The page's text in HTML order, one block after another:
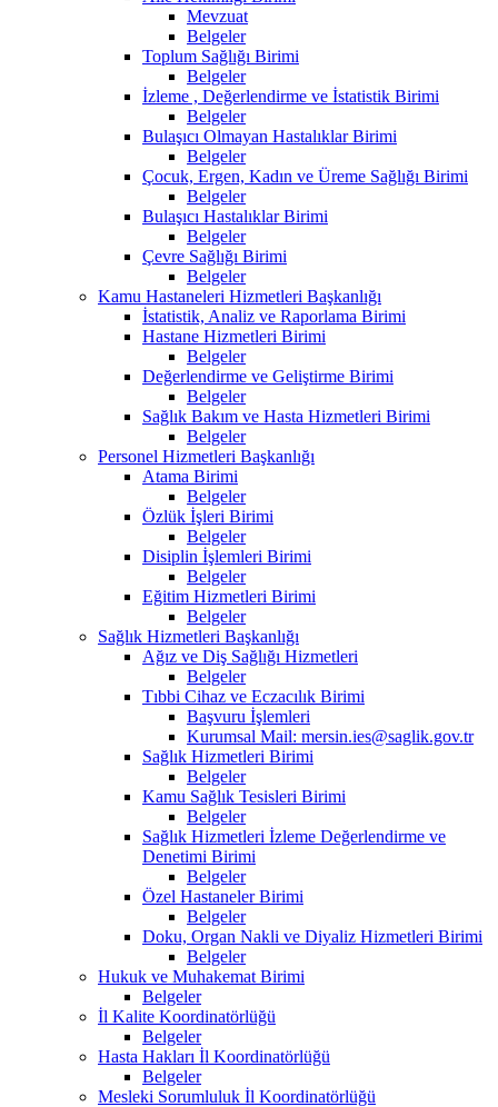
Mevzuat
Belgeler
Toplum Sağlığı Birimi
Belgeler
İzleme , Değerlendirme ve İstatistik Birimi
Belgeler
Bulaşıcı Olmayan Hastalıklar Birimi
Belgeler
Çocuk, Ergen, Kadın ve Üreme Sağlığı Birimi
Belgeler
Bulaşıcı Hastalıklar Birimi
Belgeler
Çevre Sağlığı Birimi
Belgeler
Kamu Hastaneleri Hizmetleri Başkanlığı
İstatistik, Analiz ve Raporlama Birimi
Hastane Hizmetleri Birimi
Belgeler
Değerlendirme ve Geliştirme Birimi
Belgeler
Sağlık Bakım ve Hasta Hizmetleri Birimi
Belgeler
Personel Hizmetleri Başkanlığı
Atama Birimi
Belgeler
Özlük İşleri Birimi
Belgeler
Disiplin İşlemleri Birimi
Belgeler
Eğitim Hizmetleri Birimi
Belgeler
Sağlık Hizmetleri Başkanlığı
Ağız ve Diş Sağlığı Hizmetleri
Belgeler
Tıbbi Cihaz ve Eczacılık Birimi
Başvuru İşlemleri
Kurumsal Mail: mersin.ies@saglik.gov.tr
Sağlık Hizmetleri Birimi
Belgeler
Kamu Sağlık Tesisleri Birimi
Belgeler
Sağlık Hizmetleri İzleme Değerlendirme ve
Denetimi Birimi
Belgeler
Özel Hastaneler Birimi
Belgeler
Doku, Organ Nakli ve Diyaliz Hizmetleri Birimi
Belgeler
Hukuk ve Muhakemat Birimi
Belgeler
İl Kalite Koordinatörlüğü
Belgeler
Hasta Hakları İl Koordinatörlüğü
Belgeler
Mesleki Sorumluluk İl Koordinatörlüğü